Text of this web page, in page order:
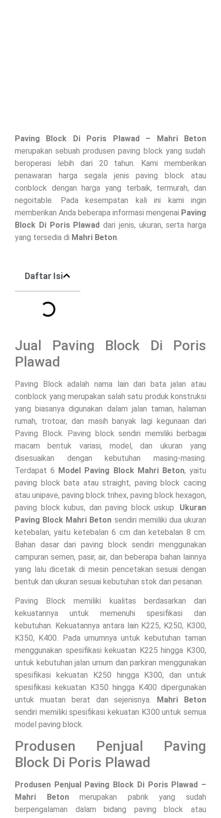
Paving Block Di Poris Plawad
– Mahri Beton
merupakan sebuah produsen paving block yang sudah
beroperasi lebih dari 20 tahun. Kami memberikan
penawaran harga segala jenis paving block atau
conblock dengan harga yang terbaik, termurah, dan
negoitable. Pada kesempatan kali ini kami ingin
memberikan Anda beberapa informasi mengenai Paving
Block Di Poris Plawad dari jenis, ukuran, serta harga
yang tersedia di Mahri Beton.
Daftar Isi
Jual Paving Block Di Poris
Plawad
Paving Block adalah nama lain dari bata jalan atau
conblock yang merupakan salah satu produk konstruksi
yang biasanya digunakan dalam jalan taman, halaman
rumah, trotoar, dan masih banyak lagi kegunaan dari
Paving Block. Paving block sendiri memiliki berbagai
macam bentuk variasi, model, dan ukuran yang
disesuaikan dengan kebutuhan masing-masing.
Terdapat 6 Model Paving Block Mahri Beton, yaitu
paving block bata atau straight, paving block cacing
atau unipave, paving block trihex, paving block hexagon,
paving block kubus, dan paving block uskup. Ukuran
Paving Block Mahri Beton sendiri memiliki dua ukuran
ketebalan, yaitu ketebalan 6 cm dan ketebalan 8 cm.
Bahan dasar dari paving block sendiri menggunakan
campuran semen, pasir, air, dan beberapa bahan lainnya
yang lalu dicetak di mesin pencetakan sesuai dengan
bentuk dan ukuran sesuai kebutuhan stok dan pesanan.
Paving Block memiliki kualitas berdasarkan dari
kekuatannya untuk memenuhi spesifikasi dan
kebutuhan. Kekuatannya antara lain K225, K250, K300,
K350, K400. Pada umumnya untuk kebutuhan taman
menggunakan spesifikasi kekuatan K225 hingga K300,
untuk kebutuhan jalan umum dan parkiran menggunakan
spesifikasi kekuatan K250 hingga K300, dan untuk
spesifikasi kekuatan K350 hingga K400 dipergunakan
untuk muatan berat dan sejenisnya.
Mahri Beton
sendiri memiliki spesifikasi kekuatan K300 untuk semua
model paving block.
Produsen Penjual Paving
Block Di Poris Plawad
Produsen Penjual Paving Block Di Poris Plawad –
Mahri Betonmerupakan pabrik yang sudah
berpengalaman dalam bidang paving block atau